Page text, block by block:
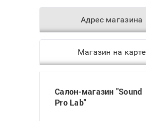
Адрес магазина
Магазин на карте
Салон-магазин "Sound
Pro Lab"